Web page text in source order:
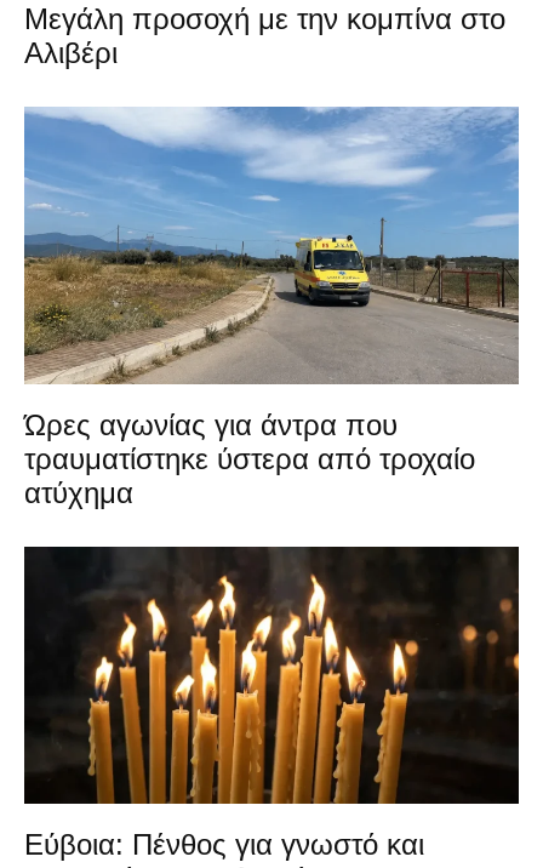
Μεγάλη προσοχή με την κομπίνα στο
Αλιβέρι
Ώρες αγωνίας για άντρα που
τραυματίστηκε ύστερα από τροχαίο
ατύχημα
Εύβοια: Πένθος για γνωστό και